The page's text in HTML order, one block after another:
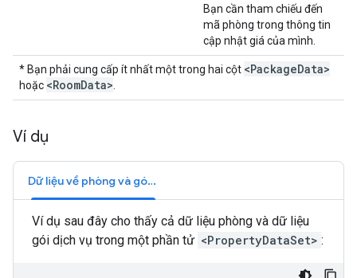
Bạn cần tham chiếu đến
mã phòng trong thông tin
cập nhật giá của mình.
* Bạn phải cung cấp ít nhất một trong hai cột <PackageData>
hoặc <RoomData>
Ví dụ
Dữ liệu về phòng và gói dịch vụ
Ví dụ sau đây cho thấy cả dữ liệu phòng và dữ liệu
gói dịch vụ trong một phần tử <PropertyDataSet> :